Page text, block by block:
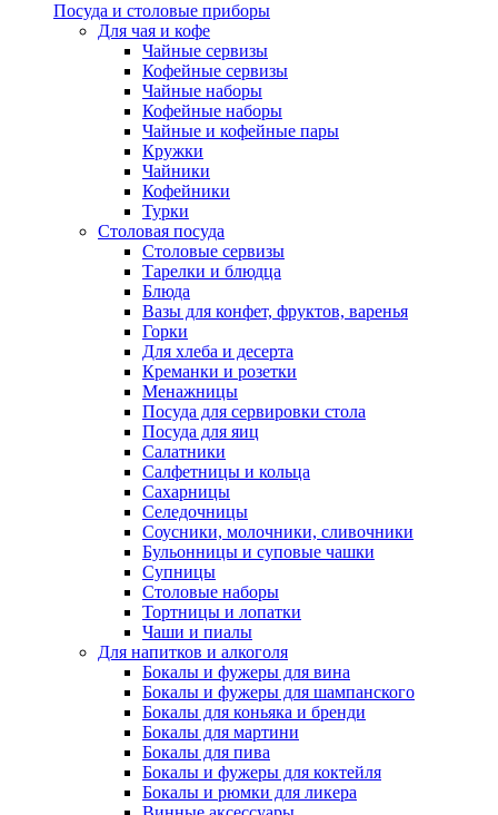
Посуда и столовые приборы
Для чая и кофе
Чайные сервизы
Кофейные сервизы
Чайные наборы
Кофейные наборы
Чайные и кофейные пары
Кружки
Чайники
Кофейники
Турки
Столовая посуда
Столовые сервизы
Тарелки и блюдца
Блюда
Вазы для конфет, фруктов, варенья
Горки
Для хлеба и десерта
Креманки и розетки
Менажницы
Посуда для сервировки стола
Посуда для яиц
Салатники
Салфетницы и кольца
Сахарницы
Селедочницы
Соусники, молочники, сливочники
Бульонницы и суповые чашки
Супницы
Столовые наборы
Тортницы и лопатки
Чаши и пиалы
Для напитков и алкоголя
Бокалы и фужеры для вина
Бокалы и фужеры для шампанского
Бокалы для коньяка и бренди
Бокалы для мартини
Бокалы для пива
Бокалы и фужеры для коктейля
Бокалы и рюмки для ликера